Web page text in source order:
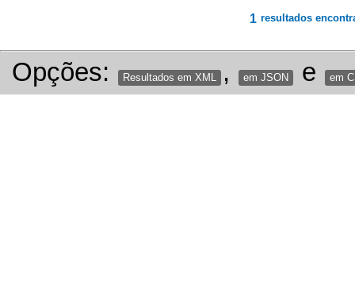
1 resultados
Opções: Resultados em XML , em JSON e em